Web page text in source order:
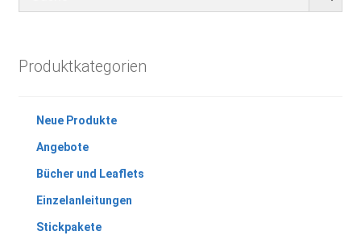
Produktkategorien
Neue Produkte
Angebote
Bücher und Leaflets
Einzelanleitungen
Stickpakete